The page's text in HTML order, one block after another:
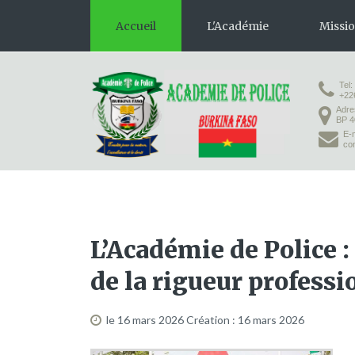
Accueil L'Académie
Présentation
Organisation
Infrastructures
Tel:
BP
E-
L’Académie de
de la rigueur
le 16 mars 2026Création : 16 mars 2026